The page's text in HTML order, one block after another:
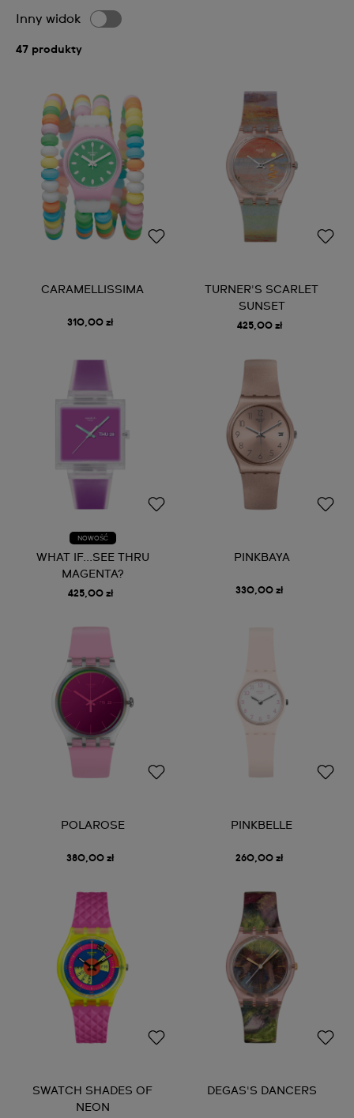
Inny widok
47 produkty
CARAMELLISSIMA
310,00 zł
TURNER'S SCARLET
SUNSET
425,00 zł
NOWOŚĆ
WHAT IF...SEE THRU
MAGENTA?
425,00 zł
PINKBAYA
330,00 zł
POLAROSE
380,00 zł
PINKBELLE
260,00 zł
SWATCH SHADES OF
NEON
DEGAS'S DANCERS